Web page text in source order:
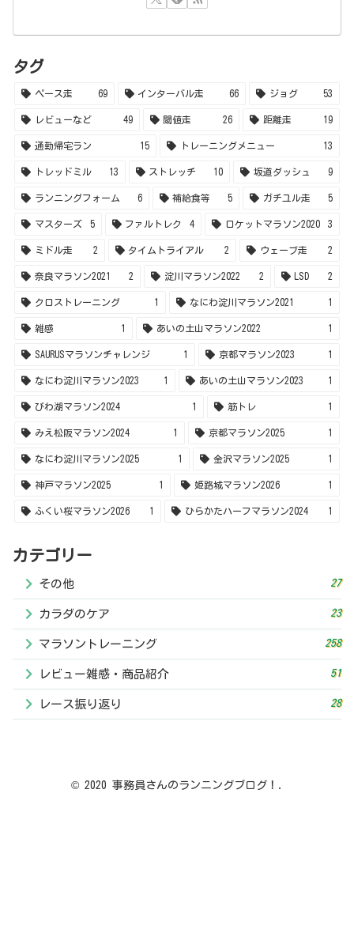
タグ
ペース走 69 インターバル走 66 ジョグ 53
レビューなど 49 閾値走 26 距離走 19
通勤帰宅ラン 15 トレーニングメニュー 13
トレッドミル 13 ストレッチ 10 坂道ダッシュ 9
ランニングフォーム 6 補給食等 5 ガチユル走 5
マスターズ 5 ファルトレク 4 ロケットマラソン2020 3
ミドル走 2 タイムトライアル 2 ウェーブ走 2
奈良マラソン2021 2 淀川マラソン2022 2 LSD 2
クロストレーニング 1 なにわ淀川マラソン2021 1
雑感 1 あいの土山マラソン2022 1
SAURUSマラソンチャレンジ 1 京都マラソン2023 1
なにわ淀川マラソン2023 1 あいの土山マラソン2023 1
びわ湖マラソン2024 1 筋トレ 1
みえ松阪マラソン2024 1 京都マラソン2025 1
なにわ淀川マラソン2025 1 金沢マラソン2025 1
神戸マラソン2025 1 姫路城マラソン2026 1
ふくい桜マラソン2026 1 ひらかたハーフマラソン2024 1
カテゴリー
その他 27
カラダのケア 23
マラソントレーニング 258
レビュー雑感・商品紹介 51
レース振り返り 28
© 2020 事務員さんのランニングブログ！.